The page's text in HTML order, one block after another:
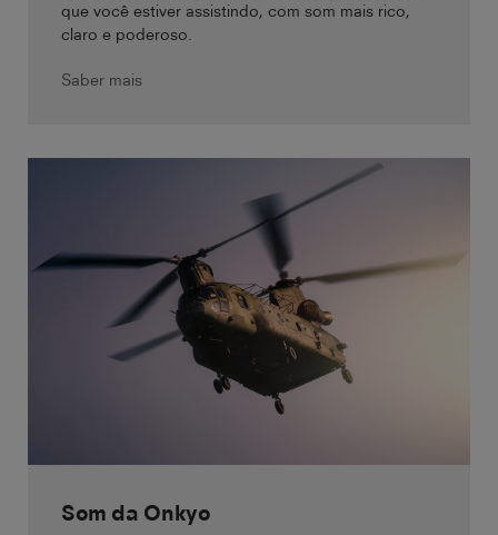
que você estiver assistindo, com som mais rico,
claro e poderoso.
Saber mais
Som da Onkyo